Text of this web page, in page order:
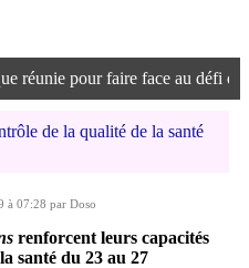
réunie pour faire face au défi
de la qualité de la santé
à 07:28 par Doso
renforcent leurs capacités
santé du 23 au 27